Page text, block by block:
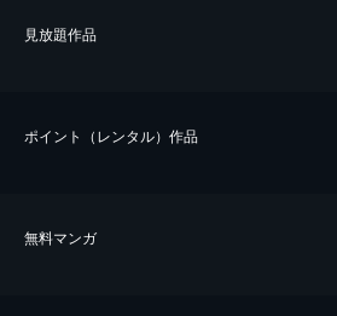
⾒放題作品
ポイント（レンタル）作品
無料マンガ